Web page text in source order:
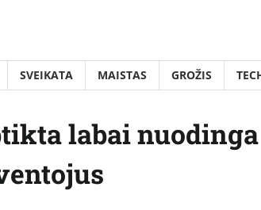
SVEIKATA MAISTAS GROŽIS
labai